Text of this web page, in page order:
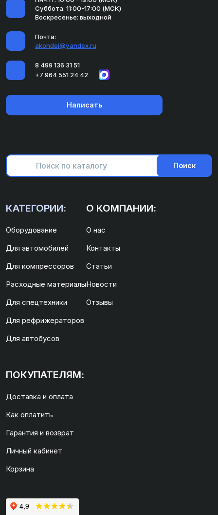
Суббота: 11:00-17:00 (МСК)
Воскресенье: выходной
Почта:
akondei@yandex.ru
8 499 136 31 51
+7 964 551 24 42
Написать
Поиск
КАТЕГОРИИ:
Оборудование
Для автомобилей
Для компрессоров
Расходные материалы
Для спецтехники
Для рефрижераторов
Для автобусов
О КОМПАНИИ:
О нас
Контакты
Статьи
Новости
Отзывы
ПОКУПАТЕЛЯМ:
Доставка и оплата
Как оплатить
Гарантия и возврат
Личный кабинет
Корзина